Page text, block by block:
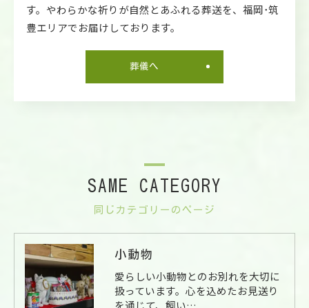
す。やわらかな祈りが自然とあふれる葬送を、福岡･筑
豊エリアでお届けしております。
葬儀へ
同じカテゴリーのページ
SAME CATEGORY
小動物
愛らしい小動物とのお別れを大切に
扱っています。心を込めたお見送り